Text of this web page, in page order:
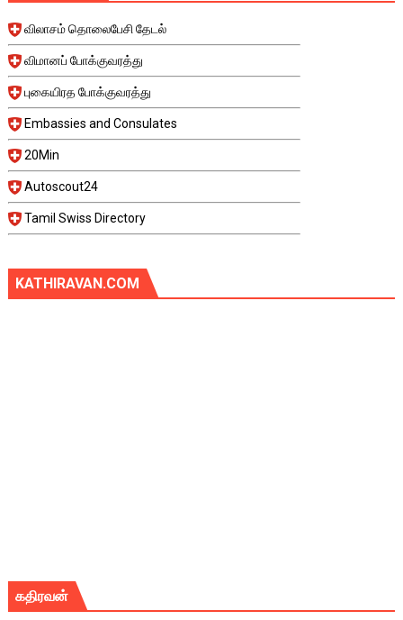
விலாசம் தொலைபேசி தேடல்
விமானப் போக்குவரத்து
புகையிரத போக்குவரத்து
Embassies and Consulates
20Min
Autoscout24
Tamil Swiss Directory
KATHIRAVAN.COM
கதிரவன்